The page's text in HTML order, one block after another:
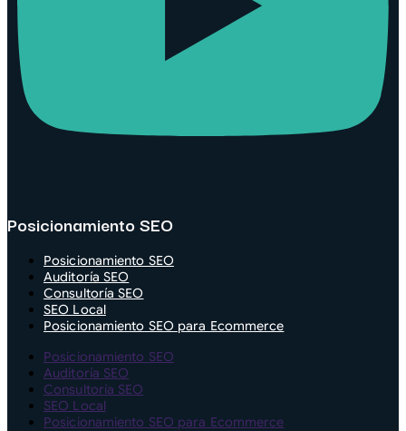
Posicionamiento SEO
Posicionamiento SEO
Auditoría SEO
Consultoría SEO
SEO Local
Posicionamiento SEO para Ecommerce
Posicionamiento SEO
Auditoría SEO
Consultoría SEO
SEO Local
Posicionamiento SEO para Ecommerce